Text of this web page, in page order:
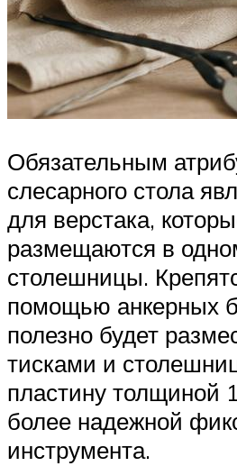
Обязательным
слесарного стола
для верстака,
размещаются в
столешницы.
помощью анкерных
полезно будет
тисками и
пластину толщиной
более надежной
инструмента.